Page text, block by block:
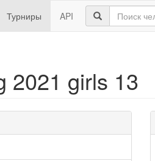
Турниры API
2021 girls 13